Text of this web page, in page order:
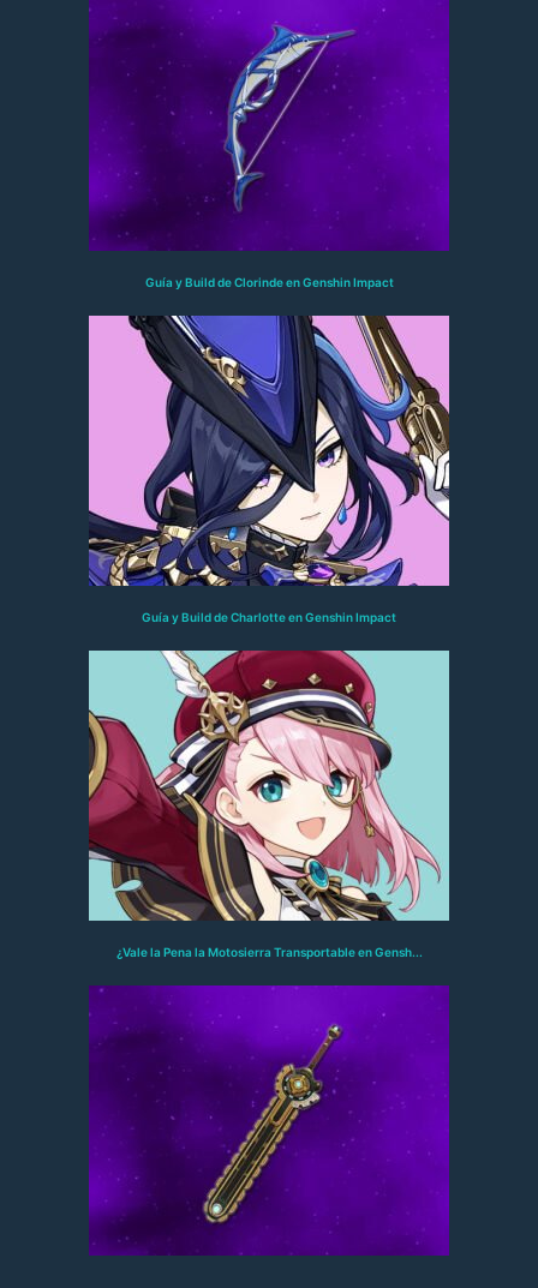
Guía y Build de Clorinde en Genshin Impact
Guía y Build de Charlotte en Genshin Impact
¿Vale la Pena la Motosierra Transportable en Gensh...